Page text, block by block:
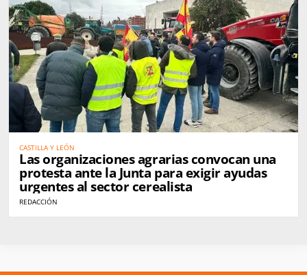
CASTILLA Y LEÓN
Las organizaciones agrarias convocan una
protesta ante la Junta para exigir ayudas
urgentes al sector cerealista
REDACCIÓN